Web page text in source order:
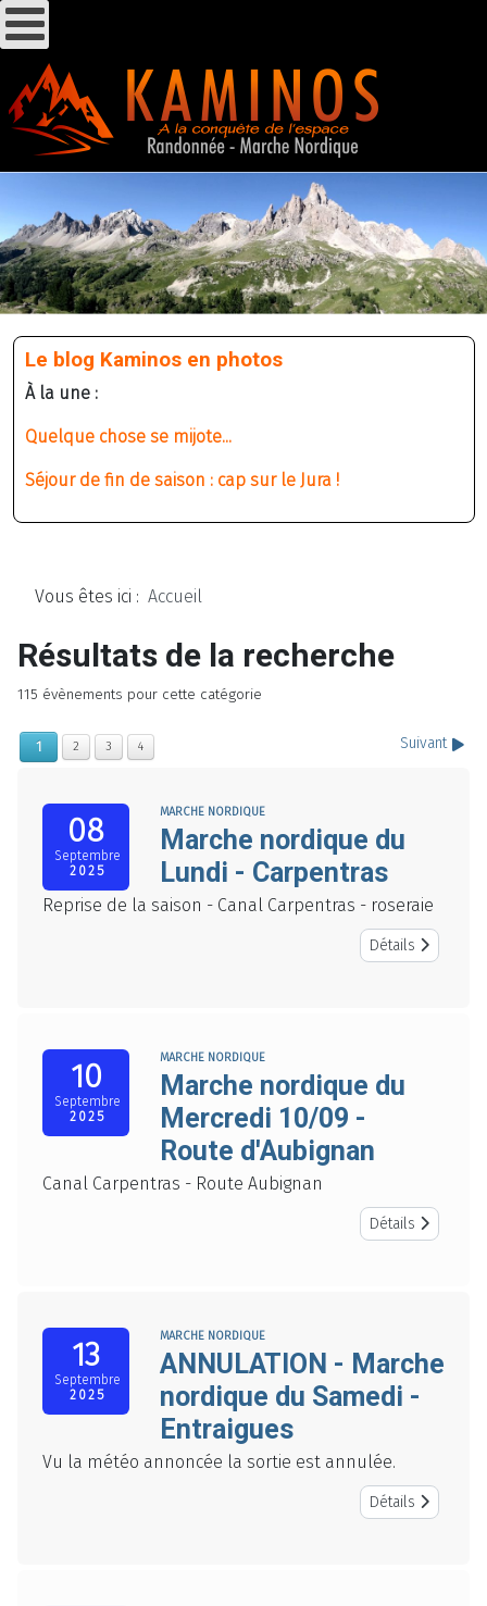
Le blog Kaminos en photos
À la une :
Quelque chose se mijote...
Séjour de fin de saison : cap sur le Jura !
Vous êtes ici : Accueil
Résultats de la recherche
115 évènements pour cette catégorie
1 2 3 4 Suivant
08
Septembre
2025
MARCHE NORDIQUE
Marche nordique du
Lundi - Carpentras
Reprise de la saison - Canal Carpentras - roseraie
Détails
10
Septembre
2025
MARCHE NORDIQUE
Marche nordique du
Mercredi 10/09 -
Route d'Aubignan
Canal Carpentras - Route Aubignan
Détails
13
Septembre
2025
MARCHE NORDIQUE
ANNULATION - Marche
nordique du Samedi -
Entraigues
Vu la météo annoncée la sortie est annulée.
Détails